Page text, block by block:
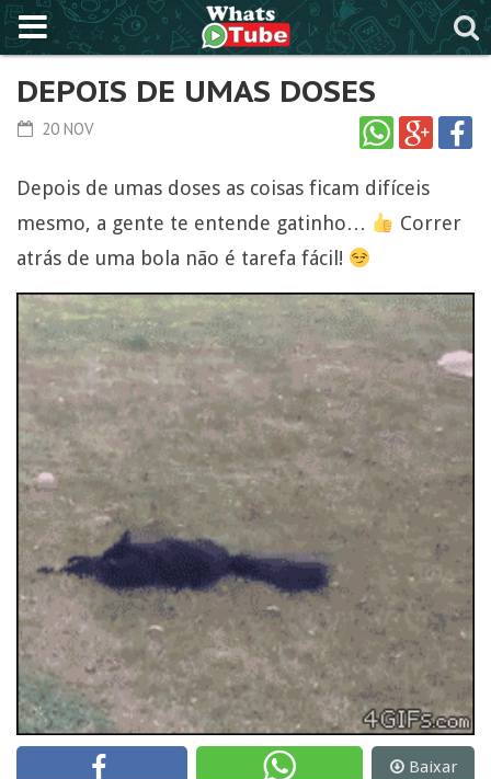
DEPOIS DE UMAS DOSES
20 NOV
Depois de umas doses as coisas ficam difíceis
mesmo, a gente te entende gatinho…
Correr
atrás de uma bola não é tarefa fácil!
Baixar